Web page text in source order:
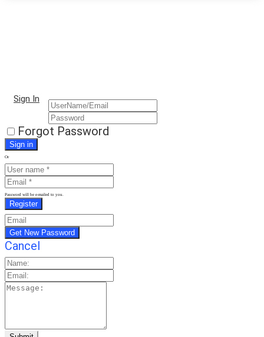
Sign In
Forgot Password
Or
Password will be e-mailed to you.
Cancel